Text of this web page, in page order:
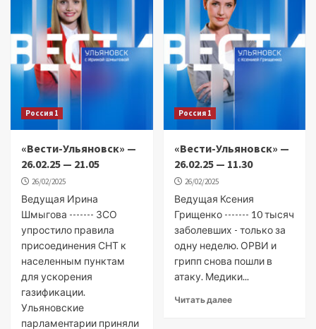
Россия 1
«Вести-Ульяновск» —
26.02.25 — 21.05
26/02/2025
Ведущая Ирина
Шмыгова ------- ЗСО
упростило правила
присоединения СНТ к
населенным пунктам
для ускорения
газификации.
Ульяновские
парламентарии приняли
Россия 1
«Вести-Ульяновск» —
26.02.25 — 11.30
26/02/2025
Ведущая Ксения
Грищенко ------- 10 тысяч
заболевших - только за
одну неделю. ОРВИ и
грипп снова пошли в
атаку. Медики...
Читать далее